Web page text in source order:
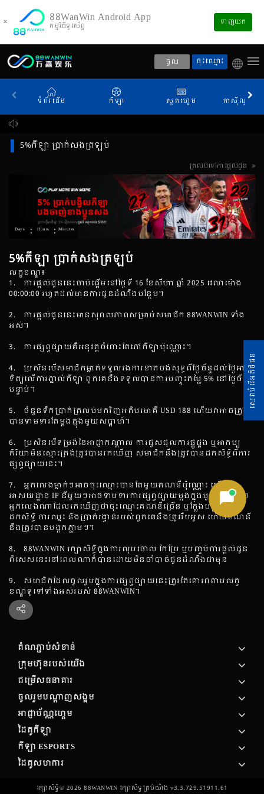
× 88WanWin Android App
កម្មវិធីទូរស័ព្ទ ទាញយក
ចូល ចុះឈ្មោះ
ទំព័រដើម កីឡា ស្លតហ្គេម កាស៊ីណូផ្សា
5%កីឡា ប្រាក់សងត្រឡប់
ត្រលប់ទៅការផ្តល់ជូន
Days : Hours : Minutes
5%កីឡា ប្រាក់សងត្រឡប់
លក្ខខណ្ឌ៖
1. ការផ្តល់ជូននេះចាប់ផ្តើមនៅថ្ងៃទី 16 ខែសីហា ឆ្នាំ 2025 វេលាម៉ោង
00:00:00 រហូតដល់មានការជូនដំណឹងបន្ថែម។
2. ការផ្តល់ជូននេះមានសុពលភាពសម្រាប់សមាជិក 88WANWIN ទាំង
អស់។
3. ការផ្សព្វផ្សាយគឺអនុវត្តចំពោះតែភៅកីឡាប៉ុណ្ណោះ។
4. ប្រសិនបើសមាជិកម្នាក់ទទួលរងការខាតបង់សុទ្ធពីថ្ងៃច័ន្ទដល់ថ្ងៃអា
ទិត្យលើការភ្នាល់កីឡា ពួកគេនឹងទទួលបានការបញ្ចុះតម្លៃ 5% នៅថ្ងៃច័ន្ទ
បន្ទាប់។
5. ចំនួនទឹកប្រាក់ត្រលប់មកវិញអតិបរមាគឺ USD 188 ហើយវាអាចត្រូវ
បានទាមទារតែម្តងក្នុងមួយសប្តាហ៍។
6. ប្រសិនបើទម្រង់នៃអាជ្ញាកណ្តាល ការជួសជុលការផ្គូផ្គង ឬអាកប្ប
កិរិយាមិនស្មោះត្រង់ត្រូវបានរកឃើញ សមាជិកនឹងត្រូវបានដកសិទ្ធិពីការ
ផ្សព្វផ្សាយនេះ។
7. អ្នកលេងម្នាក់ៗអាចចុះឈ្មោះបានតែមួយគណនីប៉ុណ្ណោះ ហើយ
អាសយដ្ឋាន IP នីមួយៗអាចទាមទារការផ្សព្វផ្សាយម្តងក្នុងមួយសប្តាហ៍។
អ្នកលេងណាដែលរកឃើញថាចុះឈ្មោះគណនីច្រើន ឬក្លែងបន្លំ នឹងត្រូវ
ដកសិទ្ធិ ការឈ្នះ និងប្រាក់រង្វាន់របស់ពួកគេនឹងត្រូវរឹបអូស ហើយគណនី
នឹងត្រូវបានបង្កកភ្លាមៗ។
8. 88WANWIN រក្សាសិទ្ធិក្នុងការលុបចោល កែប្រែ ឬបញ្ចប់ការផ្តល់ជូន
ពិសេសនេះនៅពេលណាក៏បានដោយមិនចាំបាច់ជូនដំណឹងជាមុន
9. សមាជិកដែលចូលរួមក្នុងការផ្សព្វផ្សាយនេះត្រូវតែគោរពតាមលក្ខ
ខណ្ឌទូទៅទាំងអស់របស់ 88WANWIN។
តំណភ្ជាប់សំខាន់
ក្រុមហ៊ុន​របស់​យើង
ជម្រើសធនាគារ
ចូលរួមបណ្តាញសង្គម
អាជ្ញាប័ណ្ណហ្គេម
ដៃគូកីឡា
កីឡា ESPORTS
ដៃគូសហការ
រក្សាសិទ្ធិ© 2026 88WANWIN រក្សា​សិទ្ធ​គ្រប់យ៉ាង v3.3.729.51911.61
សេវាបំរើអតិថិជន